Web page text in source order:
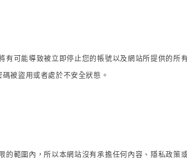
可能導致被立即停止您的帳號以及網站所提供的所
被盜用或者處於不安全狀態。
範圍內，所以本網站沒有承擔任何內容、隱私政策